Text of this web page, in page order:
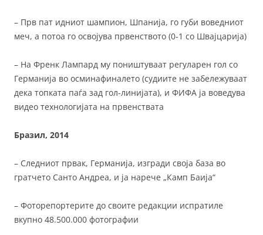
– Прв пат идниот шампион, Шпанија, го губи воведниот
меч, а потоа го освојува првенството (0-1 со Швајцарија)
– На Френк Лампард му поништуваат регуларен гол со
Германија во осминафиналето (судиите не забележуваат
дека топката паѓа зад гол-линијата), и ФИФА ја воведува
видео технологијата на првенствата
Бразил, 2014
– Следниот првак, Германија, изгради своја база во
гратчето Санто Андреа, и ја нарече „Камп Баија“
– Фоторепортерите до своите редакции испратиле
вкупно 48.500.000 фотографии